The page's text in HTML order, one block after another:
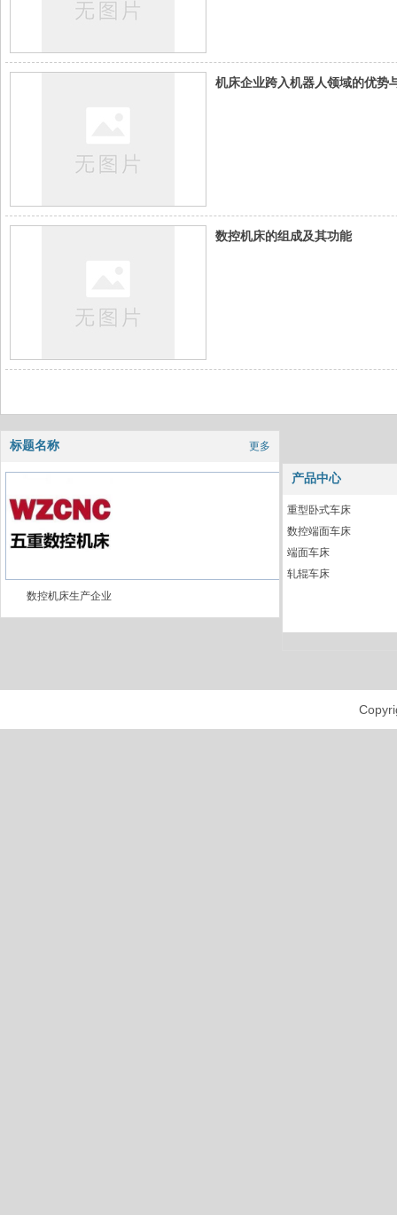
机床企业跨入机器人领域的优势
数控机床的组成及其功能
标题名称 更多
数控机床生产企业
产品中心
重型卧式车床
数控端面车床
端面车床
轧辊车床